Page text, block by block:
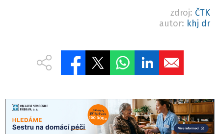
zdroj: ČTK
autor: khj dr